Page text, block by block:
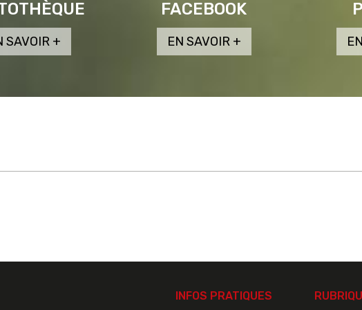
FACEBOOK
INFOS PRATIQUES